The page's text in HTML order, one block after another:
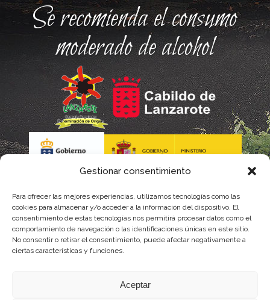
Gestionar consentimiento
Para ofrecer las mejores experiencias, utilizamos tecnologías como las
cookies para almacenar y/o acceder a la información del dispositivo. El
consentimiento de estas tecnologías nos permitirá procesar datos como el
comportamiento de navegación o las identificaciones únicas en este sitio.
No consentir o retirar el consentimiento, puede afectar negativamente a
ciertas características y funciones.
Aceptar
Se recomienda el consumo
moderado de alcohol
parcialmente, por el Gobierno de Canarias